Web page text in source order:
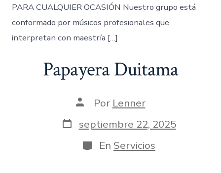
PARA CUALQUIER OCASIÓN Nuestro grupo está
conformado por músicos profesionales que
interpretan con maestría […]
Papayera Duitama
Autor
la
entrada
Por Lenner
Fecha
de
publicación
septiembre 22, 2025
Categorías
En Servicios